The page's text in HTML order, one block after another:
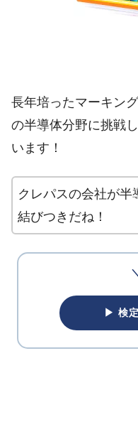
長年培ったマーキン
の半導体分野に挑戦
います！
クレパスの会社が半
結びつきだね！
▶ 検